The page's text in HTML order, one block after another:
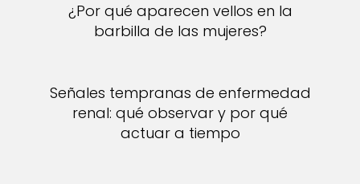
¿Por qué aparecen vellos en la
barbilla de las mujeres?
Señales tempranas de enfermedad
renal: qué observar y por qué
actuar a tiempo